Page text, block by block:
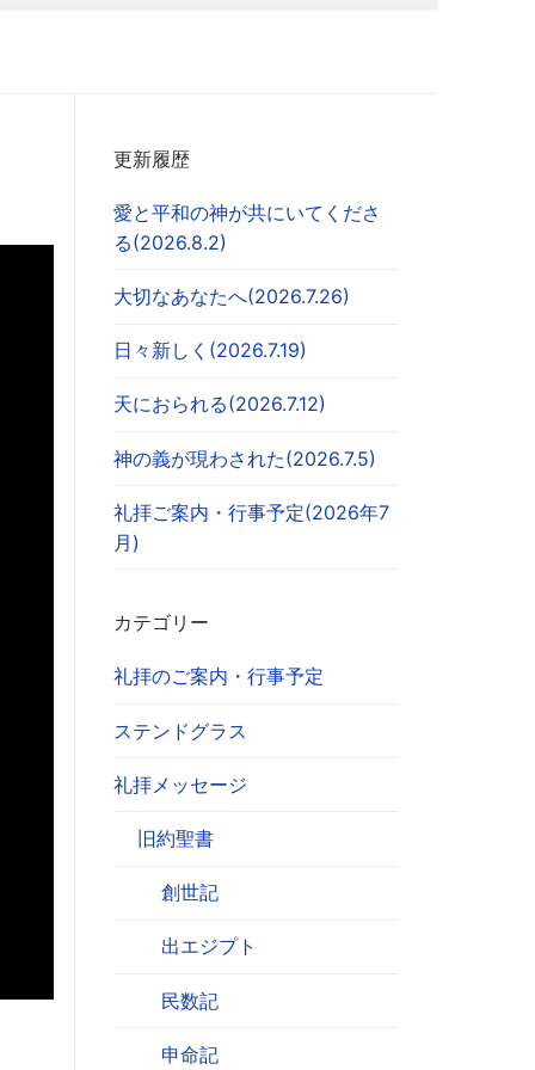
更新履歴
愛と平和の神が共にいてくださ
る(2026.8.2)
大切なあなたへ(2026.7.26)
日々新しく(2026.7.19)
天におられる(2026.7.12)
神の義が現わされた(2026.7.5)
礼拝ご案内・行事予定(2026年7
月)
カテゴリー
礼拝のご案内・行事予定
ステンドグラス
礼拝メッセージ
旧約聖書
創世記
出エジプト
民数記
申命記